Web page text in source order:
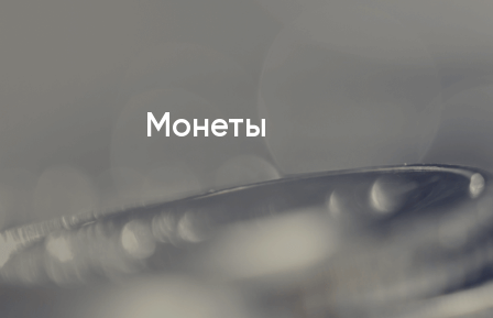
Монеты